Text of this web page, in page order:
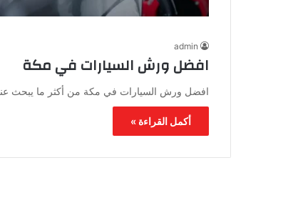
admin
افضل ورش السيارات في مكة
افضل ورش السيارات في مكة من أكثر ما يبحث
أكمل القراءة »